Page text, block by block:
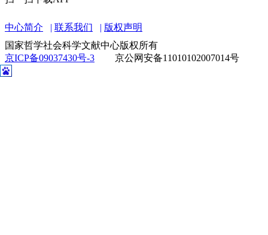
中心简介 联系我们
版权声明
国家哲学社会科学文献中心版权所有
京ICP备09037430号-3
京公网安备11010102007014号